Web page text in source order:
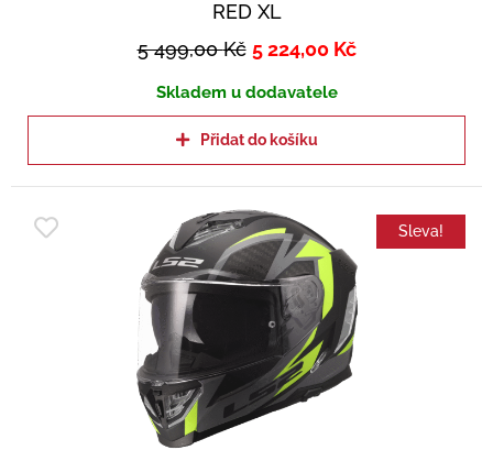
RED XL
5 499,00Kč 5 224,00 Kč
Skladem u dodavatele
Přidat do košíku
Sleva!